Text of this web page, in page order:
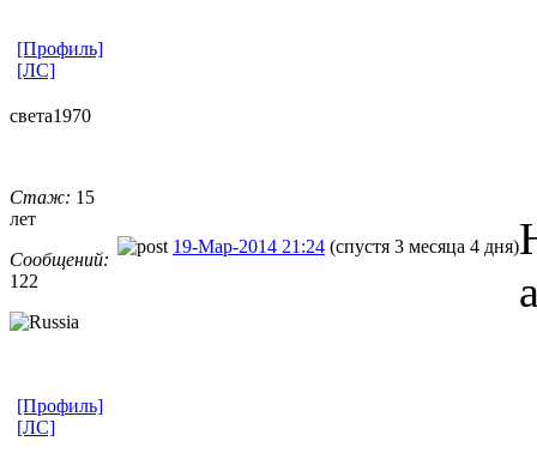
[Профиль]
[ЛС]
света1970
Стаж: 15
лет
Сообщений:
122
19-Мар-2014 21:24 (спустя 3 месяца 4 дня)
[Профиль]
[ЛС]